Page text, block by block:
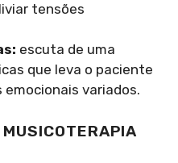
tensões
escuta de uma
que leva o paciente
variados.